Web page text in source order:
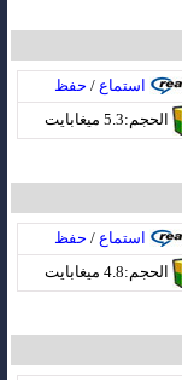
استماع / حفظ
الحجم:5.3 ميغابايت
استماع / حفظ
الحجم:4.8 ميغابايت